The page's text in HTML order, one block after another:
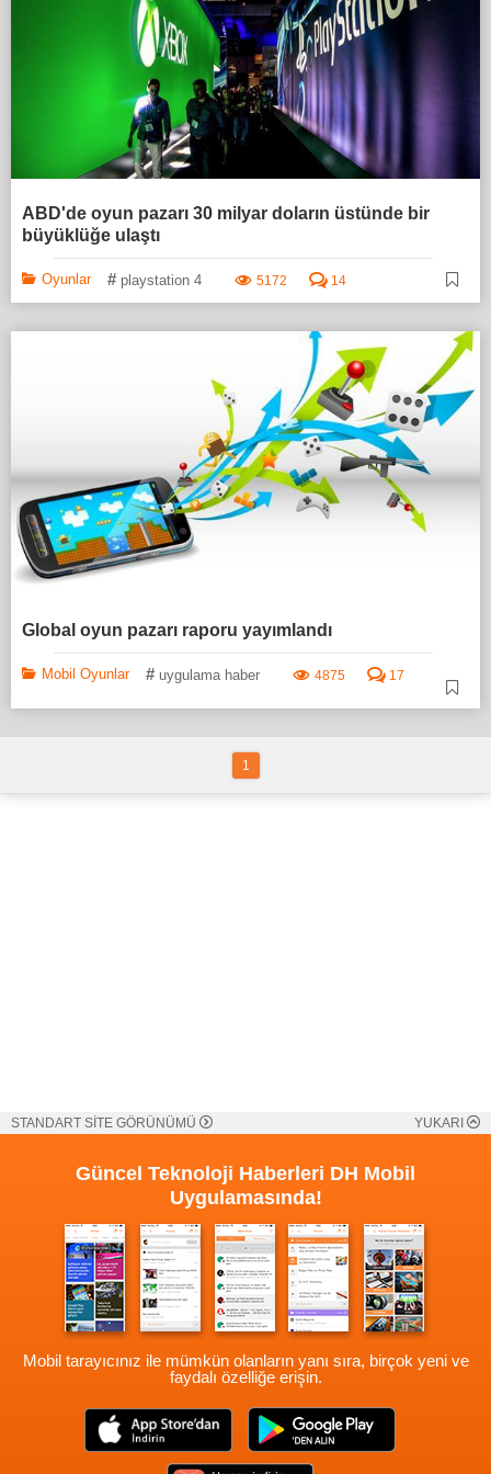
ABD'de oyun pazarı 30 milyar doların üstünde bir
büyüklüğe ulaştı
Oyunlar # playstation 4 5172 14
Global oyun pazarı raporu yayımlandı
Mobil Oyunlar # uygulama haber 4875 17
1
STANDART SİTE GÖRÜNÜMÜ YUKARI
Güncel Teknoloji Haberleri DH Mobil
Uygulamasında!
Mobil tarayıcınız ile mümkün olanların yanı sıra, birçok yeni ve
faydalı özelliğe erişin.